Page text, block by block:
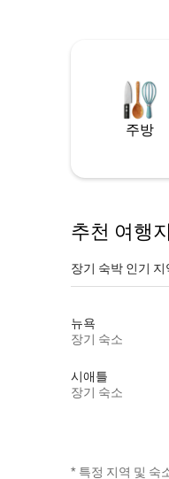
주방
추천 여행지
장기 숙박 인기 지
뉴욕
장기 숙소
시애틀
장기 숙소
* 특정 지역 및 숙